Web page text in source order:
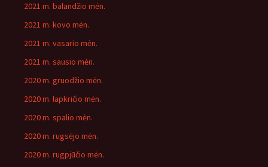
2021 m. balandžio mėn.
2021 m. kovo mėn.
2021 m. vasario mėn.
2021 m. sausio mėn.
2020 m. gruodžio mėn.
2020 m. lapkričio mėn.
2020 m. spalio mėn.
2020 m. rugsėjo mėn.
2020 m. rugpjūčio mėn.